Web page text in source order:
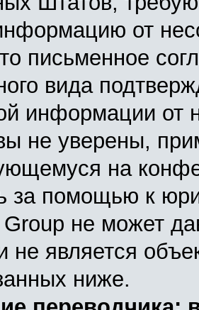
от
письменное
вида
информации от
не уверены,
на
за помощью к
Group не может
не является
ниже.